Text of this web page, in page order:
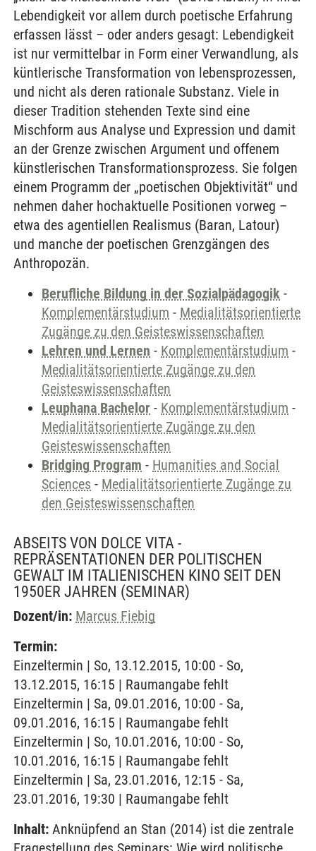
Lebendigkeit vor allem durch poetische Erfahrung
erfassen lässt – oder anders gesagt: Lebendigkeit
ist nur vermittelbar in Form einer Verwandlung, als
küntlerische Transformation von lebensprozessen,
und nicht als deren rationale Substanz. Viele in
dieser Tradition stehenden Texte sind eine
Mischform aus Analyse und Expression und damit
an der Grenze zwischen Argument und offenem
künstlerischen Transformationsprozess. Sie folgen
einem Programm der „poetischen Objektivität“ und
nehmen daher hochaktuelle Positionen vorweg –
etwa des agentiellen Realismus (Baran, Latour)
und manche der poetischen Grenzgängen des
Anthropozän.
Berufliche Bildung in der Sozialpädagogik -
Komplementärstudium - Medialitätsorientierte
Zugänge zu den Geisteswissenschaften
Lehren und Lernen - Komplementärstudium -
Medialitätsorientierte Zugänge zu den
Geisteswissenschaften
Leuphana Bachelor - Komplementärstudium -
Medialitätsorientierte Zugänge zu den
Geisteswissenschaften
Bridging Program - Humanities and Social
Sciences - Medialitätsorientierte Zugänge zu
den Geisteswissenschaften
ABSEITS VON DOLCE VITA -
REPRÄSENTATIONEN DER POLITISCHEN
GEWALT IM ITALIENISCHEN KINO SEIT DEN
1950ER JAHREN (SEMINAR)
Dozent/in: Marcus Fiebig
Termin:
Einzeltermin | So, 13.12.2015, 10:00 - So,
13.12.2015, 16:15 | Raumangabe fehlt
Einzeltermin | Sa, 09.01.2016, 10:00 - Sa,
09.01.2016, 16:15 | Raumangabe fehlt
Einzeltermin | So, 10.01.2016, 10:00 - So,
10.01.2016, 16:15 | Raumangabe fehlt
Einzeltermin | Sa, 23.01.2016, 12:15 - Sa,
23.01.2016, 19:30 | Raumangabe fehlt
Inhalt: Anknüpfend an Stan (2014) ist die zentrale